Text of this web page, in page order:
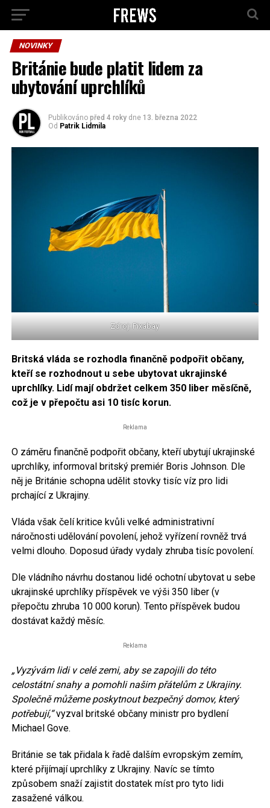
NOVINKY
Británie bude platit lidem za
ubytování uprchlíků
Publikováno před 4 roky dne 13. března 2022
Od Patrik Lidmila
Zdroj: Pixabay
Britská vláda se rozhodla finančně podpořit občany,
kteří se rozhodnout u sebe ubytovat ukrajinské
uprchlíky. Lidí mají obdržet celkem 350 liber měsíčně,
což je v přepočtu asi 10 tisíc korun.
Reklama
O záměru finančně podpořit občany, kteří ubytují ukrajinské
uprchlíky, informoval britský premiér Boris Johnson. Dle
něj je Británie schopna udělit stovky tisíc víz pro lidi
prchající z Ukrajiny.
Vláda však čelí kritice kvůli velké administrativní
náročnosti udělování povolení, jehož vyřízení rovněž trvá
velmi dlouho. Doposud úřady vydaly zhruba tisíc povolení.
Dle vládního návrhu dostanou lidé ochotní ubytovat u sebe
ukrajinské uprchlíky příspěvek ve výši 350 liber (v
přepočtu zhruba 10 000 korun). Tento příspěvek budou
dostávat každý měsíc.
Reklama
„Vyzývám lidi v celé zemi, aby se zapojili do této
celostátní snahy a pomohli našim přátelům z Ukrajiny.
Společně můžeme poskytnout bezpečný domov, který
potřebují,“vyzval britské občany ministr pro bydlení
Michael Gove.
Británie se tak přidala k řadě dalším evropským zemím,
které přijímají uprchlíky z Ukrajiny. Navíc se tímto
způsobem snaží zajistit dostatek míst pro tyto lidi
zasažené válkou.